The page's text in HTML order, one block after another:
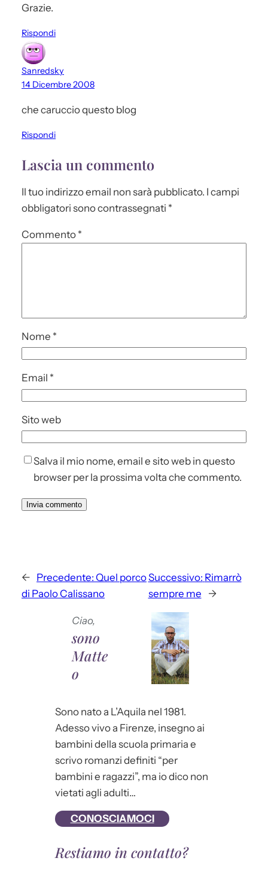
Grazie.
Rispondi
Sanredsky
14 Dicembre 2008
che caruccio questo blog
Rispondi
Lascia un commento
Il tuo indirizzo email non sarà pubblicato. I campi
obbligatori sono contrassegnati *
Commento *
Nome *
Email *
Sito web
Salva il mio nome, email e sito web in questo
browser per la prossima volta che commento.
← Precedente: Quel porco
di Paolo Calissano
Successivo: Rimarrò
sempre me
→
Ciao,
sono
Matte
o
Sono nato a L’Aquila nel 1981.
Adesso vivo a Firenze, insegno ai
bambini della scuola primaria e
scrivo romanzi definiti “per
bambini e ragazzi”, ma io dico non
vietati agli adulti…
CONOSCIAMOCI
Restiamo in contatto?